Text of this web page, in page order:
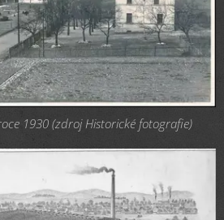
1930 (zdroj Historické fotografie)